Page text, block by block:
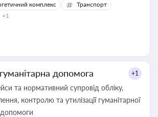
комплекс
Транспорт
+1
допомога +1
та нормативний супровід обліку,
контролю та утилізації гуманітарної
допомоги